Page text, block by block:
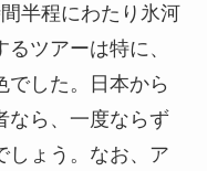
半程にわたり氷河
ツアーは特に、
でした。日本から
なら、一度ならず
しょう。なお、ア